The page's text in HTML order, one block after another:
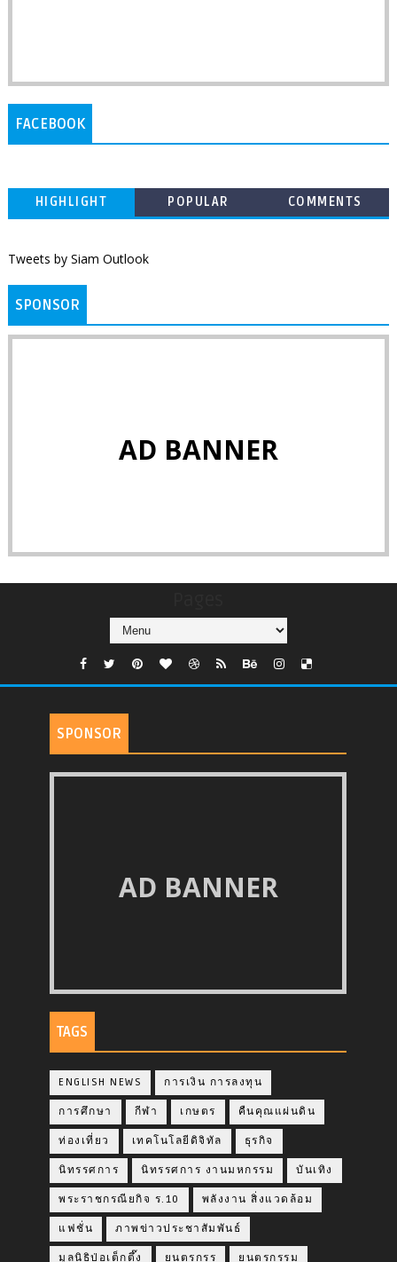
FACEBOOK
HIGHLIGHT POPULAR COMMENTS
Tweets by Siam Outlook
SPONSOR
AD BANNER
SPONSOR
AD BANNER
TAGS
ENGLISH NEWS การเงิน การลงทุน
การศึกษา กีฬา เกษตร คืนคุณแผ่นดิน
ท่องเที่ยว เทคโนโลยีดิจิทัล ธุรกิจ
นิทรรศการ นิทรรศการ งานมหกรรม บันเทิง
พระราชกรณียกิจ ร.10 พลังงาน สิ่งแวดล้อม
แฟชั่น ภาพข่าวประชาสัมพันธ์
มูลนิธิป่อเต็กตึ๊ง ยนตรกรร ยนตรกรรม